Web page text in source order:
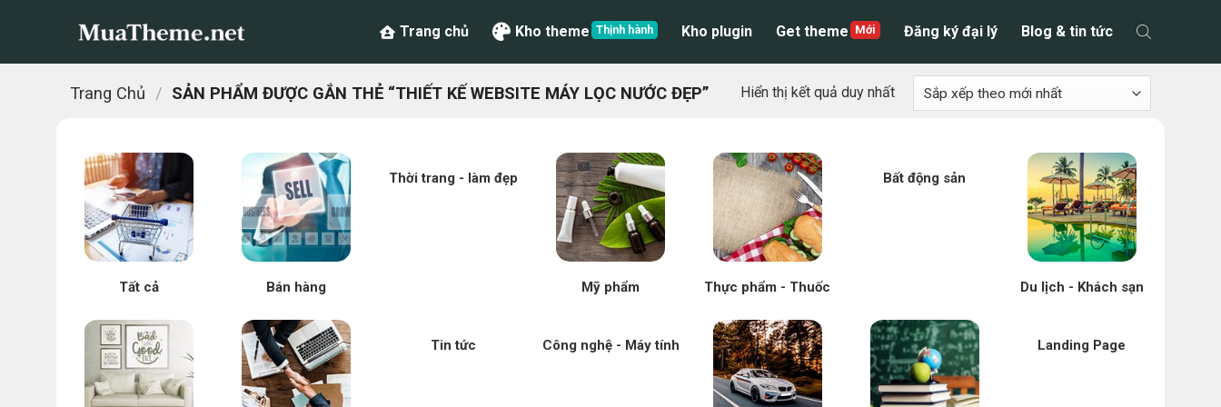
Trang chủ Kho theme Kho plugin Get theme Đăng ký đại lý Blog & tin tức
Trang Chủ / SẢN PHẨM ĐƯỢC GẮN THẺ “THIẾT KẾ WEBSITE MÁY LỌC NƯỚC ĐẸP” Hiển thị kết quả duy nhất
Tất cả Bán hàng
Thời trang - làm đẹp
Mỹ phẩm Thực phẩm - Thuốc
Bất động sản
Du lịch - Khách sạn
Tin tức Công nghệ - Máy tính Landing Page